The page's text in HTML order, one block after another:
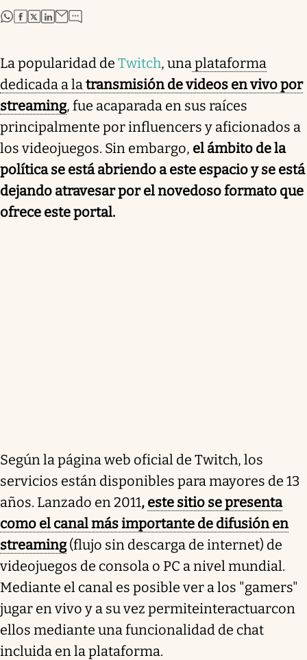
abre en nueva pestaña
abre en nueva pestaña
abre en nueva pestaña
abre en nueva pestaña
La popularidad de Twitch, unaplataforma
dedicada a latransmisión de videos en vivo por
streaming, fue acaparada en sus raíces
principalmente por influencers y aficionados a
los videojuegos. Sin embargo, el ámbito de la
política se está abriendo a este espacio y se está
dejando atravesar por el novedoso formato que
ofrece este portal.
Según la página web oficial de Twitch, los
servicios están disponibles para mayores de 13
años. Lanzado en 2011, este sitio se presenta
como el canal más importante de difusión en
streaming(flujo sin descarga de internet) de
videojuegos de consola o PC a nivel mundial.
Mediante el canal es posible ver a los "gamers"
jugar en vivo y a su vez permiteinteractuarcon
ellos mediante una funcionalidad de chat
incluida en la plataforma.